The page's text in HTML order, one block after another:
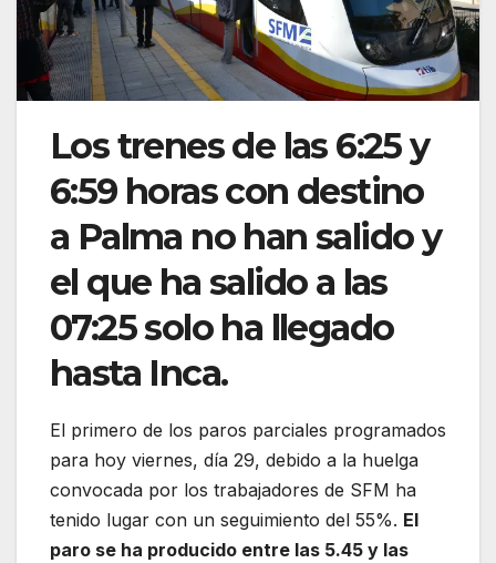
Los trenes de las 6:25 y
6:59 horas con destino
a Palma no han salido y
el que ha salido a las
07:25 solo ha llegado
hasta Inca.
El primero de los paros parciales programados
para hoy viernes, día 29, debido a la huelga
convocada por los trabajadores de SFM ha
tenido lugar con un seguimiento del 55%. El
paro se ha producido entre las 5.45 y las